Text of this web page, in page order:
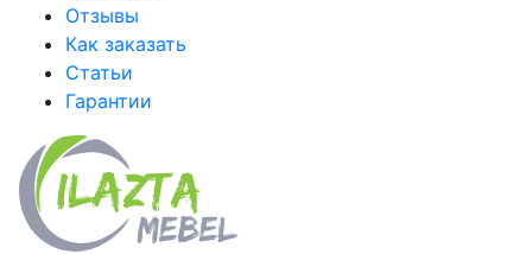
Отзывы
Как заказать
Статьи
Гарантии